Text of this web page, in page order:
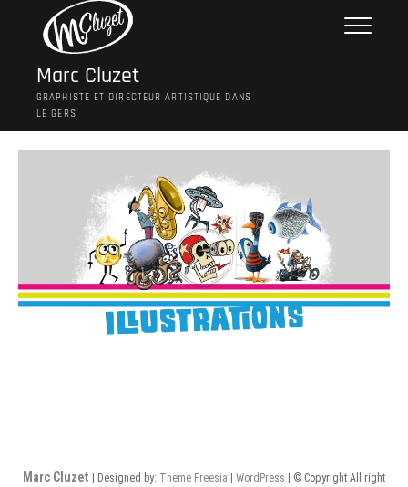
Marc Cluzet
GRAPHISTE ET DIRECTEUR ARTISTIQUE DANS
LE GERS
Marc Cluzet | Designed by: Theme Freesia WordPress | © Copyright All right